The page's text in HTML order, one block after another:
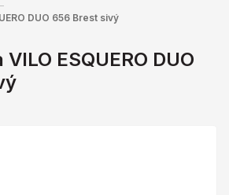
DUO 656 Brest sivý
ESQUERO DUO